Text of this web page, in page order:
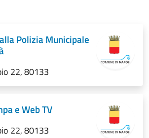
Polizia Municipale
22, 80133
e Web TV
22, 80133